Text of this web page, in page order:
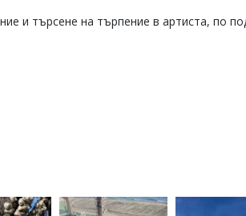
и търсене на търпение в артиста, по